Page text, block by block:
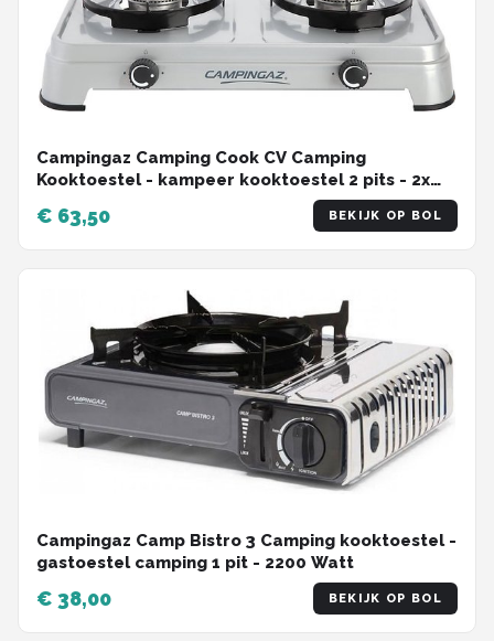
Campingaz Camping Cook CV Camping
Kooktoestel - kampeer kooktoestel 2 pits - 2x
€ 63,50 BEKIJK OP BOL
Campingaz Camp Bistro 3 Camping kooktoestel -
gastoestel camping 1 pit - 2200 Watt
€ 38,00 BEKIJK OP BOL